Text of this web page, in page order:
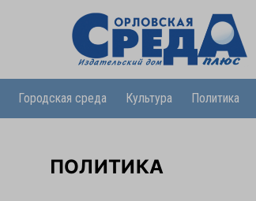
Городская среда Культура Политика
ПОЛИТИКА